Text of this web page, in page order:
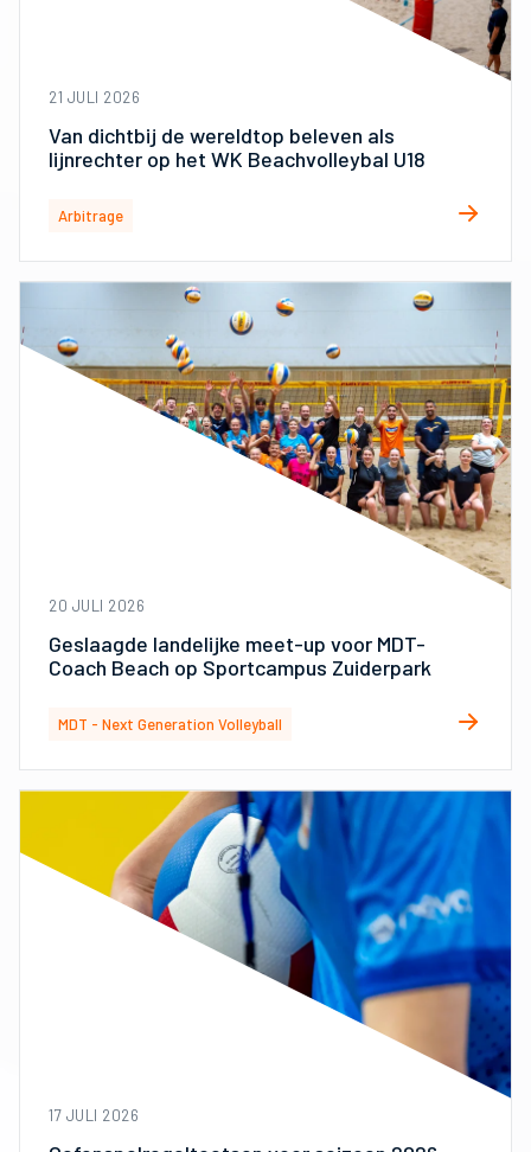
21 JULI 2026
Van dichtbij de wereldtop beleven als
lijnrechter op het WK Beachvolleybal U18
Arbitrage
20 JULI 2026
Geslaagde landelijke meet-up voor MDT-
Coach Beach op Sportcampus Zuiderpark
MDT - Next Generation Volleyball
17 JULI 2026